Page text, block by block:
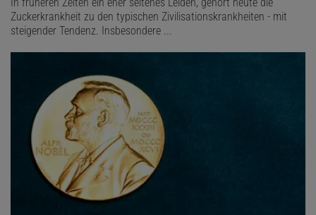
Zuckerkrankheit zu den typischen Zivilisationskrankheiten - mit
steigender Tendenz. Insbesondere ...